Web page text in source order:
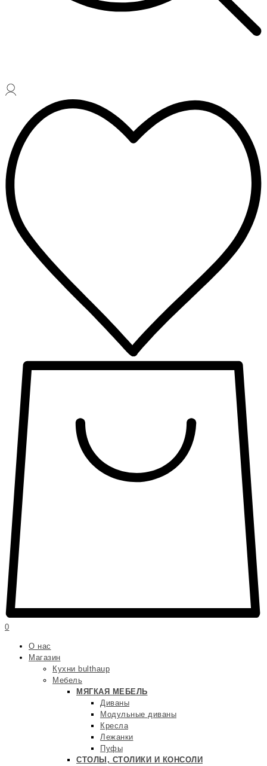
0
О нас
Магазин
Кухни bulthaup
Мебель
МЯГКАЯ МЕБЕЛЬ
Диваны
Модульные диваны
Кресла
Лежанки
Пуфы
СТОЛЫ, СТОЛИКИ И КОНСОЛИ